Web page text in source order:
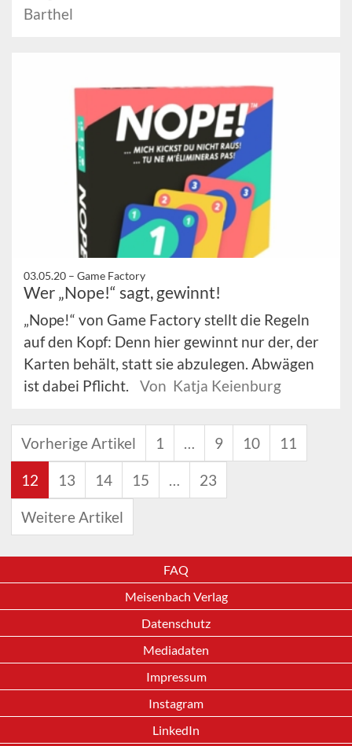
Barthel
03.05.20 – Game Factory
Wer „Nope!“ sagt, gewinnt!
„Nope!“ von Game Factory stellt die Regeln
auf den Kopf: Denn hier gewinnt nur der, der
Karten behält, statt sie abzulegen. Abwägen
ist dabei Pflicht.
Von Katja Keienburg
Vorherige Artikel 1 … 9 10 11
12 13 14 15 … 23
Weitere Artikel
FAQ
Meisenbach Verlag
Datenschutz
Mediadaten
Impressum
Instagram
LinkedIn